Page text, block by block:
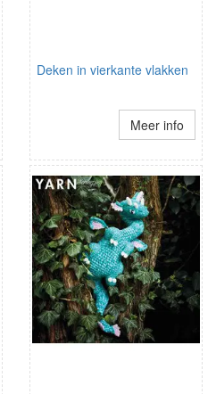
Deken in vierkante vlakken
Meer info